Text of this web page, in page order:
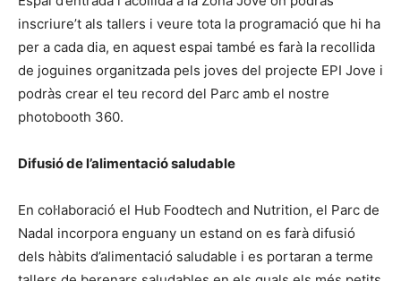
inscriure’t als tallers i veure tota la programació que hi ha
per a cada dia, en aquest espai també es farà la recollida
de joguines organitzada pels joves del projecte EPI Jove i
podràs crear el teu record del Parc amb el nostre
photobooth 360.
Difusió de l’alimentació saludable
En col·laboració el Hub Foodtech and Nutrition, el Parc de
Nadal incorpora enguany un estand on es farà difusió
dels hàbits d’alimentació saludable i es portaran a terme